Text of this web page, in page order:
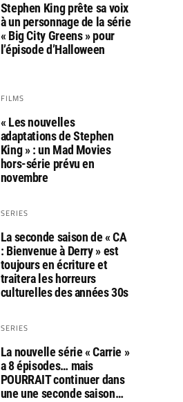
Stephen King prête sa voix
à un personnage de la série
« Big City Greens » pour
l’épisode d’Halloween
FILMS
« Les nouvelles
adaptations de Stephen
King » : un Mad Movies
hors-série prévu en
novembre
SERIES
La seconde saison de « CA
: Bienvenue à Derry » est
toujours en écriture et
traitera les horreurs
culturelles des années 30s
SERIES
La nouvelle série « Carrie »
a 8 épisodes… mais
POURRAIT continuer dans
une une seconde saison…